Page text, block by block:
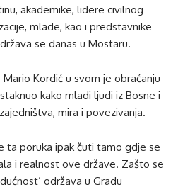
akademike, lidere civilnog
mlade, kao i predstavnike
se danas u Mostaru.
Kordić u svom je obraćanju
kako mladi ljudi iz Bosne i
mira i povezivanja.
ta poruka ipak čuti tamo gdje se
i realnost ove države. Zašto se
održava u Gradu